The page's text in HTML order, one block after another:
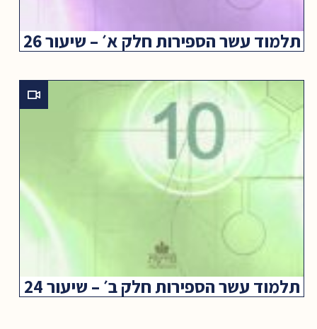
תלמוד עשר הספירות חלק א׳ – שיעור 26
תלמוד עשר הספירות חלק ב׳ – שיעור 24